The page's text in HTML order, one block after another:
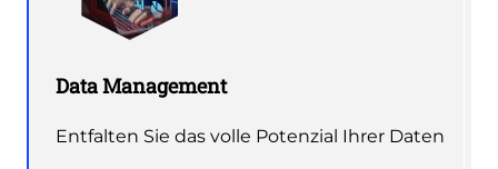
Data Management
Entfalten Sie das volle Potenzial Ihrer Daten